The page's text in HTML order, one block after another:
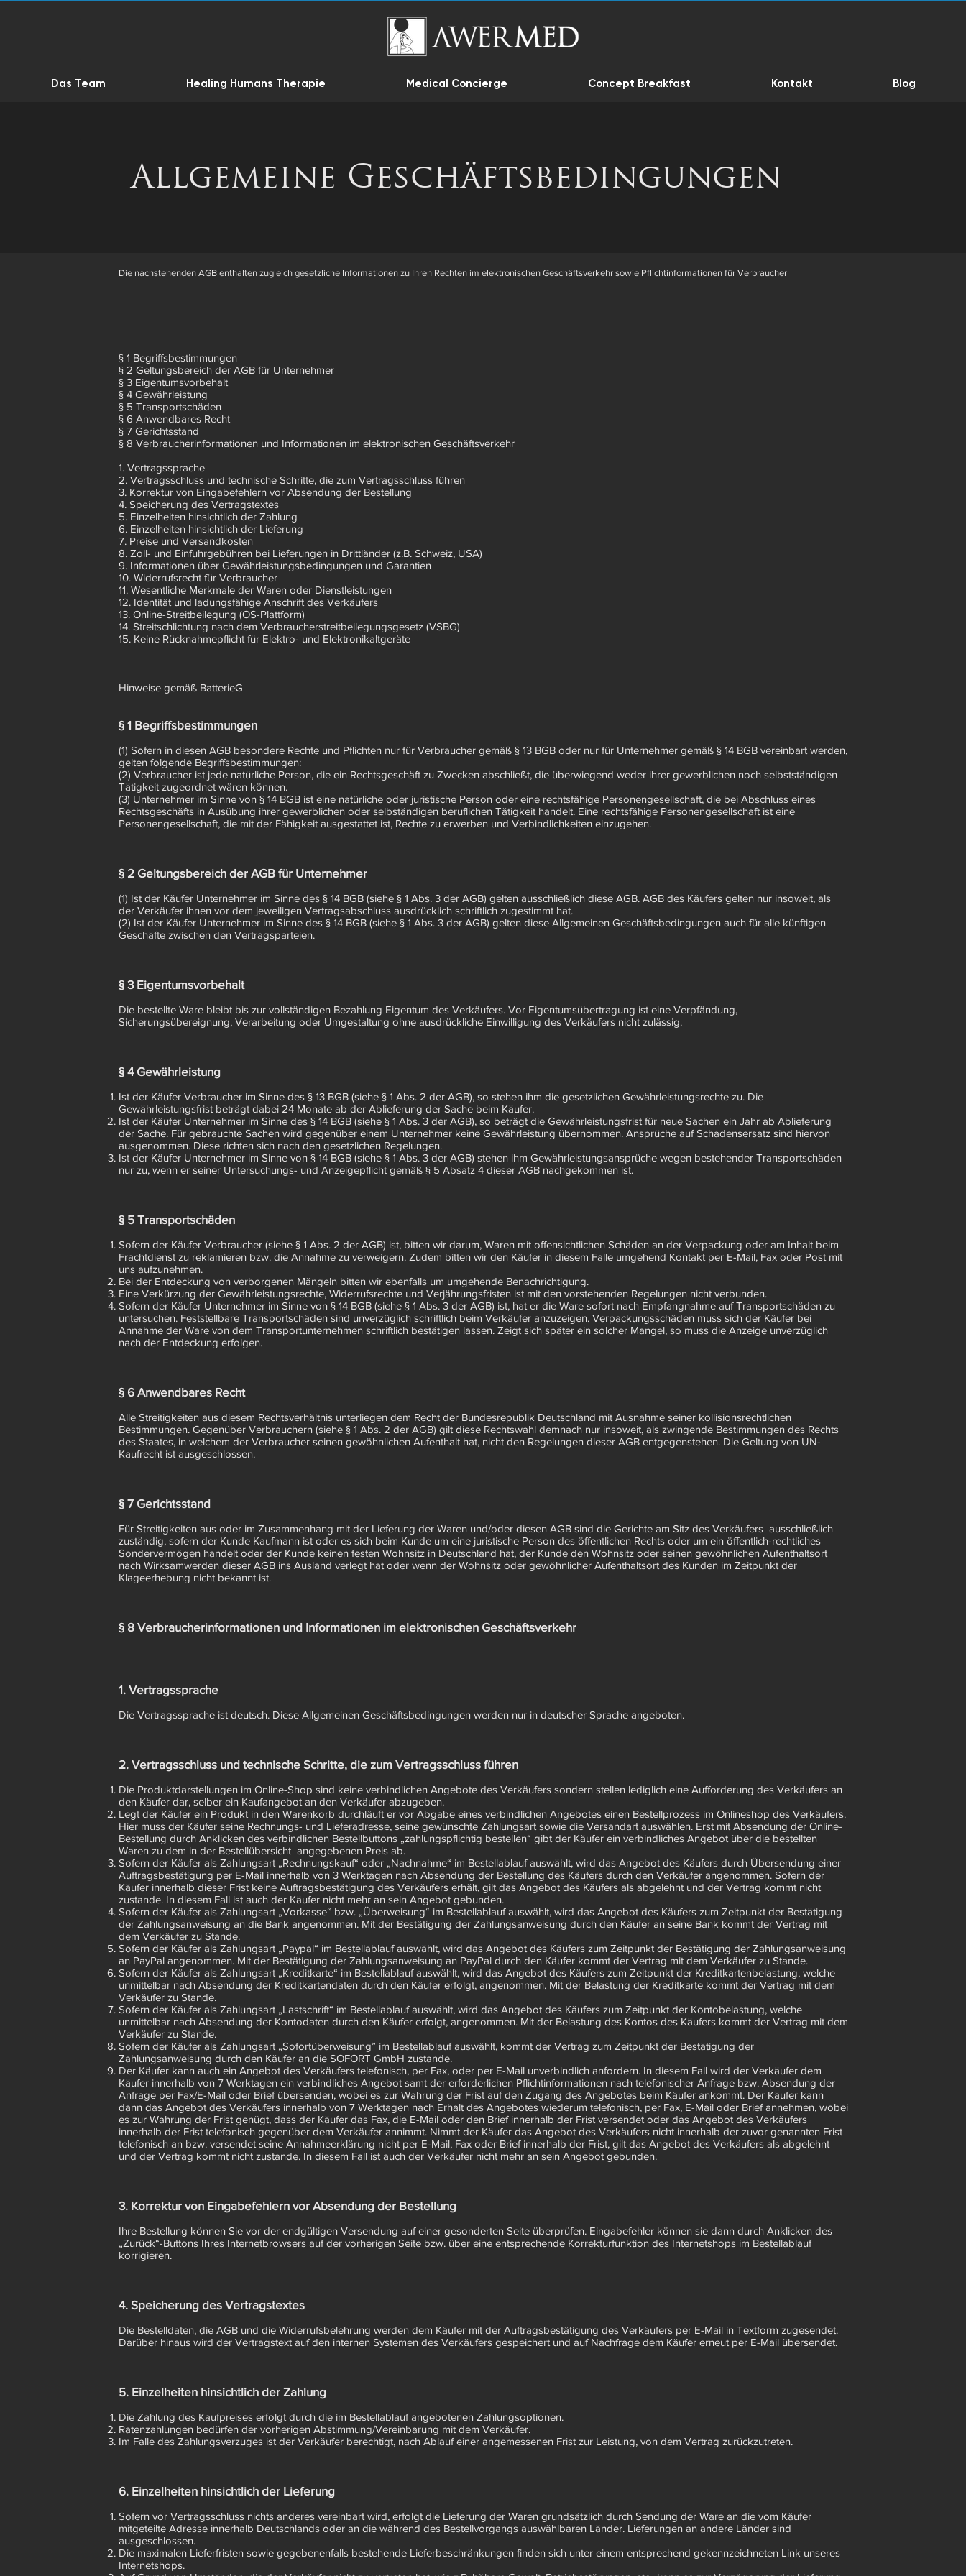
Das Team Healing Humans Therapie Medical Concierge Concept Breakfast Kontakt Blog
Allgemeine Geschäftsbedingungen
Die nachstehenden AGB enthalten zugleich gesetzliche Informationen zu Ihren Rechten im elektronischen Geschäftsverkehr sowie Pflichtinformationen für Verbraucher
§ 1 Begriffsbestimmungen
§ 2 Geltungsbereich der AGB für Unternehmer
§ 3 Eigentumsvorbehalt
§ 4 Gewährleistung
§ 5 Transportschäden
§ 6 Anwendbares Recht
§ 7 Gerichtsstand
§ 8 Verbraucherinformationen und Informationen im elektronischen Geschäftsverkehr
1. Vertragssprache
2. Vertragsschluss und technische Schritte, die zum Vertragsschluss führen
3. Korrektur von Eingabefehlern vor Absendung der Bestellung
4. Speicherung des Vertragstextes
5. Einzelheiten hinsichtlich der Zahlung
6. Einzelheiten hinsichtlich der Lieferung
7. Preise und Versandkosten
8. Zoll- und Einfuhrgebühren bei Lieferungen in Drittländer (z.B. Schweiz, USA)
9. Informationen über Gewährleistungsbedingungen und Garantien
10. Widerrufsrecht für Verbraucher
11. Wesentliche Merkmale der Waren oder Dienstleistungen
12. Identität und ladungsfähige Anschrift des Verkäufers
13. Online-Streitbeilegung (OS-Plattform)
14. Streitschlichtung nach dem Verbraucherstreitbeilegungsgesetz (VSBG)
15. Keine Rücknahmepflicht für Elektro- und Elektronikaltgeräte
Hinweise gemäß BatterieG
§ 1 Begriffsbestimmungen
(1) Sofern in diesen AGB besondere Rechte und Pflichten nur für Verbraucher gemäß § 13 BGB oder nur für Unternehmer gemäß § 14 BGB vereinbart werden,
gelten folgende Begriffsbestimmungen:
(2) Verbraucher ist jede natürliche Person, die ein Rechtsgeschäft zu Zwecken abschließt, die überwiegend weder ihrer gewerblichen noch selbstständigen
Tätigkeit zugeordnet wären können.
(3) Unternehmer im Sinne von § 14 BGB ist eine natürliche oder juristische Person oder eine rechtsfähige Personengesellschaft, die bei Abschluss eines
Rechtsgeschäfts in Ausübung ihrer gewerblichen oder selbständigen beruflichen Tätigkeit handelt. Eine rechtsfähige Personengesellschaft ist eine
Personengesellschaft, die mit der Fähigkeit ausgestattet ist, Rechte zu erwerben und Verbindlichkeiten einzugehen.
§ 2 Geltungsbereich der AGB für Unternehmer
(1) Ist der Käufer Unternehmer im Sinne des § 14 BGB (siehe § 1 Abs. 3 der AGB) gelten ausschließlich diese AGB. AGB des Käufers gelten nur insoweit, als
der Verkäufer ihnen vor dem jeweiligen Vertragsabschluss ausdrücklich schriftlich zugestimmt hat.
(2) Ist der Käufer Unternehmer im Sinne des § 14 BGB (siehe § 1 Abs. 3 der AGB) gelten diese Allgemeinen Geschäftsbedingungen auch für alle künftigen
Geschäfte zwischen den Vertragsparteien.
§ 3 Eigentumsvorbehalt
Die bestellte Ware bleibt bis zur vollständigen Bezahlung Eigentum des Verkäufers. Vor Eigentumsübertragung ist eine Verpfändung,
Sicherungsübereignung, Verarbeitung oder Umgestaltung ohne ausdrückliche Einwilligung des Verkäufers nicht zulässig.
§ 4 Gewährleistung
Ist der Käufer Verbraucher im Sinne des § 13 BGB (siehe § 1 Abs. 2 der AGB), so stehen ihm die gesetzlichen Gewährleistungsrechte zu. Die
Gewährleistungsfrist beträgt dabei 24 Monate ab der Ablieferung der Sache beim Käufer.
Ist der Käufer Unternehmer im Sinne des § 14 BGB (siehe § 1 Abs. 3 der AGB), so beträgt die Gewährleistungsfrist für neue Sachen ein Jahr ab Ablieferung
der Sache. Für gebrauchte Sachen wird gegenüber einem Unternehmer keine Gewährleistung übernommen. Ansprüche auf Schadensersatz sind hiervon
ausgenommen. Diese richten sich nach den gesetzlichen Regelungen.
Ist der Käufer Unternehmer im Sinne von § 14 BGB (siehe § 1 Abs. 3 der AGB) stehen ihm Gewährleistungsansprüche wegen bestehender Transportschäden
nur zu, wenn er seiner Untersuchungs- und Anzeigepflicht gemäß § 5 Absatz 4 dieser AGB nachgekommen ist.
§ 5 Transportschäden
Sofern der Käufer Verbraucher (siehe § 1 Abs. 2 der AGB) ist, bitten wir darum, Waren mit offensichtlichen Schäden an der Verpackung oder am Inhalt beim
Frachtdienst zu reklamieren bzw. die Annahme zu verweigern. Zudem bitten wir den Käufer in diesem Falle umgehend Kontakt per E-Mail, Fax oder Post mit
uns aufzunehmen.
Bei der Entdeckung von verborgenen Mängeln bitten wir ebenfalls um umgehende Benachrichtigung.
Eine Verkürzung der Gewährleistungsrechte, Widerrufsrechte und Verjährungsfristen ist mit den vorstehenden Regelungen nicht verbunden.
Sofern der Käufer Unternehmer im Sinne von § 14 BGB (siehe § 1 Abs. 3 der AGB) ist, hat er die Ware sofort nach Empfangnahme auf Transportschäden zu
untersuchen. Feststellbare Transportschäden sind unverzüglich schriftlich beim Verkäufer anzuzeigen. Verpackungsschäden muss sich der Käufer bei
Annahme der Ware von dem Transportunternehmen schriftlich bestätigen lassen. Zeigt sich später ein solcher Mangel, so muss die Anzeige unverzüglich
nach der Entdeckung erfolgen.
§ 6 Anwendbares Recht
Alle Streitigkeiten aus diesem Rechtsverhältnis unterliegen dem Recht der Bundesrepublik Deutschland mit Ausnahme seiner kollisionsrechtlichen
Bestimmungen. Gegenüber Verbrauchern (siehe § 1 Abs. 2 der AGB) gilt diese Rechtswahl demnach nur insoweit, als zwingende Bestimmungen des Rechts
des Staates, in welchem der Verbraucher seinen gewöhnlichen Aufenthalt hat, nicht den Regelungen dieser AGB entgegenstehen. Die Geltung von UN-
Kaufrecht ist ausgeschlossen.
§ 7 Gerichtsstand
Für Streitigkeiten aus oder im Zusammenhang mit der Lieferung der Waren und/oder diesen AGB sind die Gerichte am Sitz des Verkäufers ausschließlich
zuständig, sofern der Kunde Kaufmann ist oder es sich beim Kunde um eine juristische Person des öffentlichen Rechts oder um ein öffentlich-rechtliches
Sondervermögen handelt oder der Kunde keinen festen Wohnsitz in Deutschland hat, der Kunde den Wohnsitz oder seinen gewöhnlichen Aufenthaltsort
nach Wirksamwerden dieser AGB ins Ausland verlegt hat oder wenn der Wohnsitz oder gewöhnlicher Aufenthaltsort des Kunden im Zeitpunkt der
Klageerhebung nicht bekannt ist.
§ 8 Verbraucherinformationen und Informationen im elektronischen Geschäftsverkehr
1. Vertragssprache
Die Vertragssprache ist deutsch. Diese Allgemeinen Geschäftsbedingungen werden nur in deutscher Sprache angeboten.
2. Vertragsschluss und technische Schritte, die zum Vertragsschluss führen
Die Produktdarstellungen im Online-Shop sind keine verbindlichen Angebote des Verkäufers sondern stellen lediglich eine Aufforderung des Verkäufers an
den Käufer dar, selber ein Kaufangebot an den Verkäufer abzugeben.
Legt der Käufer ein Produkt in den Warenkorb durchläuft er vor Abgabe eines verbindlichen Angebotes einen Bestellprozess im Onlineshop des Verkäufers.
Hier muss der Käufer seine Rechnungs- und Lieferadresse, seine gewünschte Zahlungsart sowie die Versandart auswählen. Erst mit Absendung der Online-
Bestellung durch Anklicken des verbindlichen Bestellbuttons „zahlungspflichtig bestellen“ gibt der Käufer ein verbindliches Angebot über die bestellten
Waren zu dem in der Bestellübersicht angegebenen Preis ab.
Sofern der Käufer als Zahlungsart „Rechnungskauf“ oder „Nachnahme“ im Bestellablauf auswählt, wird das Angebot des Käufers durch Übersendung einer
Auftragsbestätigung per E-Mail innerhalb von 3 Werktagen nach Absendung der Bestellung des Käufers durch den Verkäufer angenommen. Sofern der
Käufer innerhalb dieser Frist keine Auftragsbestätigung des Verkäufers erhält, gilt das Angebot des Käufers als abgelehnt und der Vertrag kommt nicht
zustande. In diesem Fall ist auch der Käufer nicht mehr an sein Angebot gebunden.
Sofern der Käufer als Zahlungsart „Vorkasse“ bzw. „Überweisung“ im Bestellablauf auswählt, wird das Angebot des Käufers zum Zeitpunkt der Bestätigung
der Zahlungsanweisung an die Bank angenommen. Mit der Bestätigung der Zahlungsanweisung durch den Käufer an seine Bank kommt der Vertrag mit
dem Verkäufer zu Stande.
Sofern der Käufer als Zahlungsart „Paypal“ im Bestellablauf auswählt, wird das Angebot des Käufers zum Zeitpunkt der Bestätigung der Zahlungsanweisung
an PayPal angenommen. Mit der Bestätigung der Zahlungsanweisung an PayPal durch den Käufer kommt der Vertrag mit dem Verkäufer zu Stande.
Sofern der Käufer als Zahlungsart „Kreditkarte“ im Bestellablauf auswählt, wird das Angebot des Käufers zum Zeitpunkt der Kreditkartenbelastung, welche
unmittelbar nach Absendung der Kreditkartendaten durch den Käufer erfolgt, angenommen. Mit der Belastung der Kreditkarte kommt der Vertrag mit dem
Verkäufer zu Stande.
Sofern der Käufer als Zahlungsart „Lastschrift“ im Bestellablauf auswählt, wird das Angebot des Käufers zum Zeitpunkt der Kontobelastung, welche
unmittelbar nach Absendung der Kontodaten durch den Käufer erfolgt, angenommen. Mit der Belastung des Kontos des Käufers kommt der Vertrag mit dem
Verkäufer zu Stande.
Sofern der Käufer als Zahlungsart „Sofortüberweisung” im Bestellablauf auswählt, kommt der Vertrag zum Zeitpunkt der Bestätigung der
Zahlungsanweisung durch den Käufer an die SOFORT GmbH zustande.
Der Käufer kann auch ein Angebot des Verkäufers telefonisch, per Fax, oder per E-Mail unverbindlich anfordern. In diesem Fall wird der Verkäufer dem
Käufer innerhalb von 7 Werktagen ein verbindliches Angebot samt der erforderlichen Pflichtinformationen nach telefonischer Anfrage bzw. Absendung der
Anfrage per Fax/E-Mail oder Brief übersenden, wobei es zur Wahrung der Frist auf den Zugang des Angebotes beim Käufer ankommt. Der Käufer kann
dann das Angebot des Verkäufers innerhalb von 7 Werktagen nach Erhalt des Angebotes wiederum telefonisch, per Fax, E-Mail oder Brief annehmen, wobei
es zur Wahrung der Frist genügt, dass der Käufer das Fax, die E-Mail oder den Brief innerhalb der Frist versendet oder das Angebot des Verkäufers
innerhalb der Frist telefonisch gegenüber dem Verkäufer annimmt. Nimmt der Käufer das Angebot des Verkäufers nicht innerhalb der zuvor genannten Frist
telefonisch an bzw. versendet seine Annahmeerklärung nicht per E-Mail, Fax oder Brief innerhalb der Frist, gilt das Angebot des Verkäufers als abgelehnt
und der Vertrag kommt nicht zustande. In diesem Fall ist auch der Verkäufer nicht mehr an sein Angebot gebunden.
3. Korrektur von Eingabefehlern vor Absendung der Bestellung
Ihre Bestellung können Sie vor der endgültigen Versendung auf einer gesonderten Seite überprüfen. Eingabefehler können sie dann durch Anklicken des
„Zurück“-Buttons Ihres Internetbrowsers auf der vorherigen Seite bzw. über eine entsprechende Korrekturfunktion des Internetshops im Bestellablauf
korrigieren.
4. Speicherung des Vertragstextes
Die Bestelldaten, die AGB und die Widerrufsbelehrung werden dem Käufer mit der Auftragsbestätigung des Verkäufers per E-Mail in Textform zugesendet.
Darüber hinaus wird der Vertragstext auf den internen Systemen des Verkäufers gespeichert und auf Nachfrage dem Käufer erneut per E-Mail übersendet.
5. Einzelheiten hinsichtlich der Zahlung
Die Zahlung des Kaufpreises erfolgt durch die im Bestellablauf angebotenen Zahlungsoptionen.
Ratenzahlungen bedürfen der vorherigen Abstimmung/Vereinbarung mit dem Verkäufer.
Im Falle des Zahlungsverzuges ist der Verkäufer berechtigt, nach Ablauf einer angemessenen Frist zur Leistung, von dem Vertrag zurückzutreten.
6. Einzelheiten hinsichtlich der Lieferung
Sofern vor Vertragsschluss nichts anderes vereinbart wird, erfolgt die Lieferung der Waren grundsätzlich durch Sendung der Ware an die vom Käufer
mitgeteilte Adresse innerhalb Deutschlands oder an die während des Bestellvorgangs auswählbaren Länder. Lieferungen an andere Länder sind
ausgeschlossen.
Die maximalen Lieferfristen sowie gegebenenfalls bestehende Lieferbeschränkungen finden sich unter einem entsprechend gekennzeichneten Link unseres
Internetshops.